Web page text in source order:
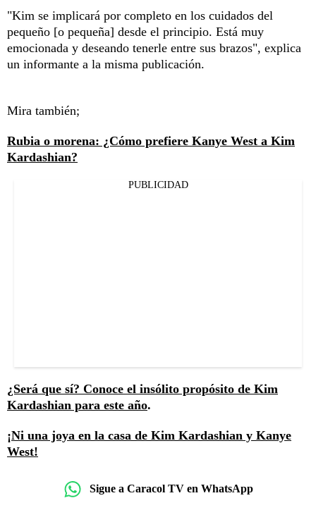
"Kim se implicará por completo en los cuidados del
pequeño [o pequeña] desde el principio. Está muy
emocionada y deseando tenerle entre sus brazos", explica
un informante a la misma publicación.
Mira también;
Rubia o morena: ¿Cómo prefiere Kanye West a Kim
Kardashian?
PUBLICIDAD
¿Será que sí? Conoce el insólito propósito de Kim
Kardashian para este año.
¡Ni una joya en la casa de Kim Kardashian y Kanye
West!
Sigue a Caracol TV en WhatsApp